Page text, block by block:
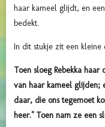
haar kameel glijdt, en
bedekt.
In dit stukje zit een
Toen sloeg Rebekka
van haar kameel glijden;
daar, die ons tegemoet
heer." Toen nam ze een